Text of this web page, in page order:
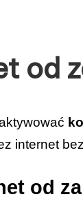
od
internet
od